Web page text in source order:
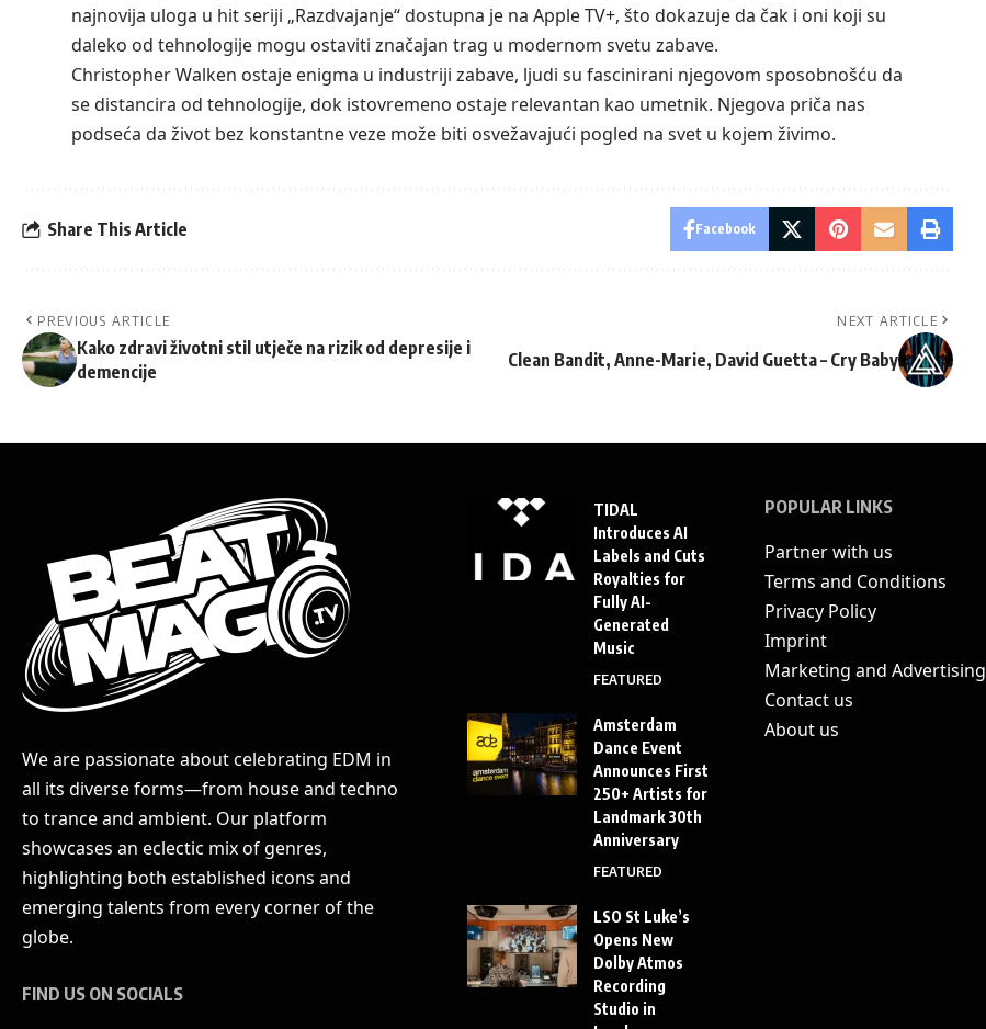
najnovija uloga u hit seriji „Razdvajanje“ dostupna je na Apple TV+, što dokazuje da čak i oni koji su
daleko od tehnologije mogu ostaviti značajan trag u modernom svetu zabave.
Christopher Walken ostaje enigma u industriji zabave, ljudi su fascinirani njegovom sposobnošću da
se distancira od tehnologije, dok istovremeno ostaje relevantan kao umetnik. Njegova priča nas
podseća da život bez konstantne veze može biti osvežavajući pogled na svet u kojem živimo.
Share This Article Facebook
PREVIOUS ARTICLE
Kako zdravi životni stil utječe na rizik od depresije i
demencije
NEXT ARTICLE
Clean Bandit, Anne-Marie, David Guetta – Cry Baby
We are passionate about celebrating EDM in
all its diverse forms—from house and techno
to trance and ambient. Our platform
showcases an eclectic mix of genres,
highlighting both established icons and
emerging talents from every corner of the
globe.
FIND US ON SOCIALS
TIDAL
Introduces AI
Labels and Cuts
Royalties for
Fully AI-
Generated
Music
FEATURED
Amsterdam
Dance Event
Announces First
250+ Artists for
Landmark 30th
Anniversary
FEATURED
LSO St Luke’s
Opens New
Dolby Atmos
Recording
Studio in
POPULAR LINKS
Partner with us
Terms and Conditions
Privacy Policy
Imprint
Marketing and Advertising
Contact us
About us